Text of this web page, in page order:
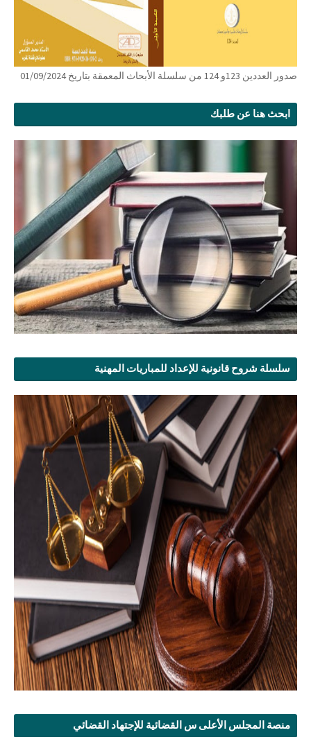
صدور العددين 123و 124 من سلسلة الأبحاث المعمقة بتاريخ 01/09/2024
ابحث هنا عن طلبك
سلسلة شروح قانونية للإعداد للمباريات المهنية
منصة المجلس الأعلى س القضائية للإجتهاد القضائي